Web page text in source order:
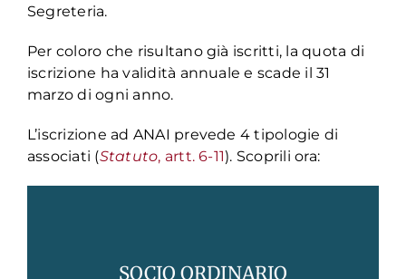
Segreteria.
Per coloro che risultano già iscritti, la quota di
iscrizione ha validità annuale e scade il 31
marzo di ogni anno.
L’iscrizione ad ANAI prevede 4 tipologie di
associati (Statuto, artt. 6-11). Scoprili ora:
SOCIO ORDINARIO
universitario in materie archivistiche